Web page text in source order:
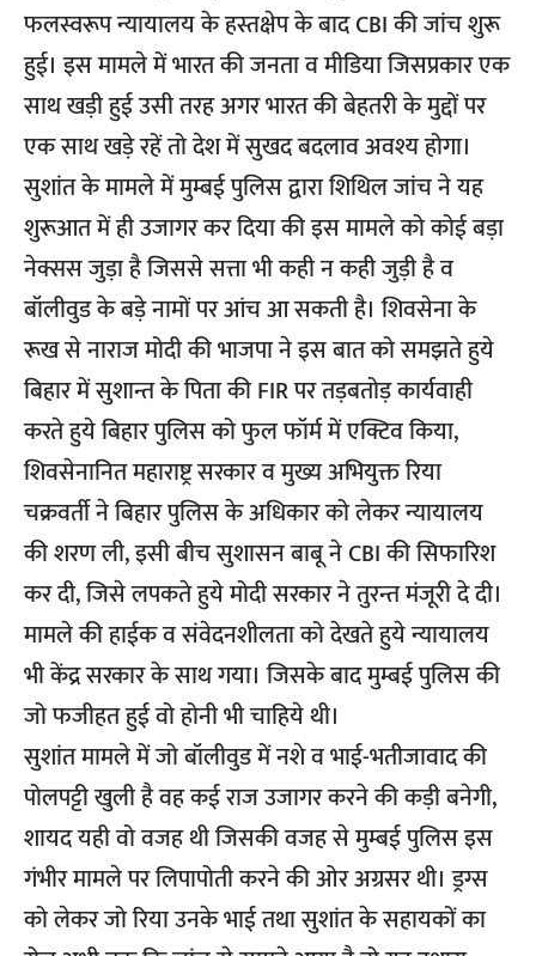
फलस्वरूप न्यायालय के हस्तक्षेप के बाद CBI की जांच शुरू
हुई। इस मामले में भारत की जनता व मीडिया जिसप्रकार एक
साथ खड़ी हुई उसी तरह अगर भारत की बेहतरी के मुद्दों पर
एक साथ खड़े रहें तो देश में सुखद बदलाव अवश्य होगा।
सुशांत के मामले में मुम्बई पुलिस द्वारा शिथिल जांच ने यह
शुरूआत में ही उजागर कर दिया की इस मामले को कोई बड़ा
नेक्सस जुड़ा है जिससे सत्ता भी कही न कही जुड़ी है व
बॉलीवुड के बड़े नामों पर आंच आ सकती है। शिवसेना के
रूख से नाराज मोदी की भाजपा ने इस बात को समझते हुये
बिहार में सुशान्त के पिता की FIR पर तड़बतोड़ कार्यवाही
करते हुये बिहार पुलिस को फुल फॉर्म में एक्टिव किया,
शिवसेनानित महाराष्ट्र सरकार व मुख्य अभियुक्त रिया
चक्रवर्ती ने बिहार पुलिस के अधिकार को लेकर न्यायालय
की शरण ली, इसी बीच सुशासन बाबू ने CBI की सिफारिश
कर दी, जिसे लपकते हुये मोदी सरकार ने तुरन्त मंजूरी दे दी।
मामले की हाईक व संवेदनशीलता को देखते हुये न्यायालय
भी केंद्र सरकार के साथ गया। जिसके बाद मुम्बई पुलिस की
जो फजीहत हुई वो होनी भी चाहिये थी।
सुशांत मामले में जो बॉलीवुड में नशे व भाई-भतीजावाद की
पोलपट्टी खुली है वह कई राज उजागर करने की कड़ी बनेगी,
शायद यही वो वजह थी जिसकी वजह से मुम्बई पुलिस इस
गंभीर मामले पर लिपापोती करने की ओर अग्रसर थी। ड्रग्स
को लेकर जो रिया उनके भाई तथा सुशांत के सहायकों का